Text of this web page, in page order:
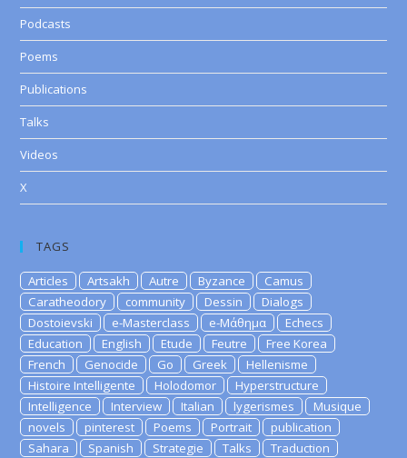
Podcasts
Poems
Publications
Talks
Videos
X
TAGS
Articles Artsakh Autre Byzance
Camus
Caratheodory
community Dessin
Dialogs
Dostoievski
e-Masterclass e-Μάθημα
Echecs
Education
English Etude Feutre
Free Korea
French
Genocide Go Greek
Hellenisme
Histoire Intelligente
Holodomor
Hyperstructure
Intelligence
Interview Italian lygerismes
Musique
novels
pinterest Poems Portrait
publication
Sahara
Spanish Strategie Talks
Traduction